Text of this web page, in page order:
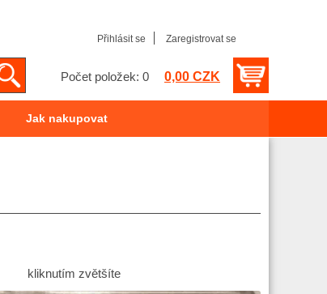
Přihlásit se Zaregistrovat se
Počet položek: 0 0,00 CZK
Jak nakupovat
kliknutím zvětšíte